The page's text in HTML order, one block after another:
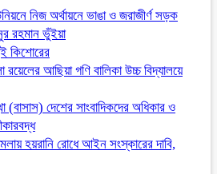
নিজ অর্থায়নে ভাঙা ও জরাজীর্ণ সড়ক
রহমান ভুঁইয়া
কিশোরের
আছিয়া গণি বালিকা উচ্চ বিদ্যালয়ে
(বাসাস) দেশের সাংবাদিকদের অধিকার ও
হয়রানি রোধে আইন সংস্কারের দাবি,